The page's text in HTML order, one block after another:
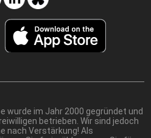
wurde im Jahr 2000 gegründet und
betrieben. Wir sind jedoch
nach Verstärkung! Als